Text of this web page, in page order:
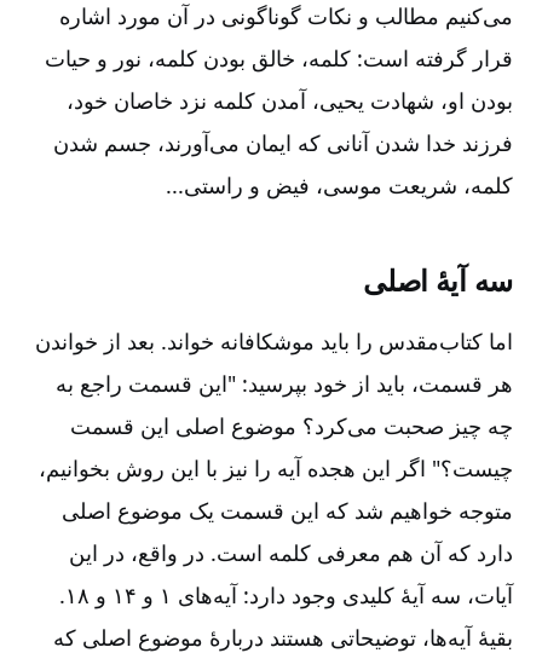
می‌کنیم مطالب و نکات گوناگونی در آن مورد اشاره
قرار گرفته است‌‌‌: کلمه‌، خالق بودن کلمه‌، نور و حیات
بودن او، شهادت یحیی‌، آمدن کلمه نزد خاصان خود،
فرزند خدا شدن آنانی که ایمان می‌آورند، جسم شدن
کلمه‌، شریعت موسی‌، فیض و راستی‌...
سه آیۀ اصلی‌
اما کتاب‌مقدس را باید موشکافانه خواند. بعد از خواندن
هر قسمت‌، باید از خود بپرسید‌‌: "این قسمت راجع به
چه چیز صحبت می‌کرد؟ موضوع اصلی این قسمت
چیست‌؟" اگر این هجده آیه را نیز با این روش بخوانیم‌،
متوجه خواهیم شد که این قسمت یک موضوع اصلی
دارد که آن هم معرفی کلمه است‌. در واقع‌، در این
آیات‌، سه آیۀ کلیدی وجود دارد‌‌: آیه‌های ۱ و ۱۴ و ۱۸.
بقیۀ آیه‌ها، توضیحاتی هستند دربارۀ موضوع اصلی که